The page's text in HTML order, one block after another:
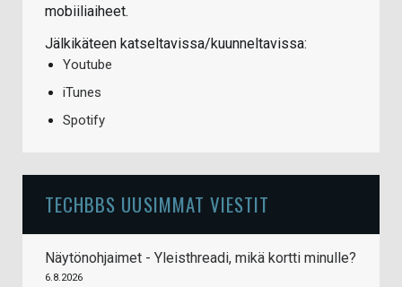
mobiiliaiheet.
Jälkikäteen katseltavissa/kuunneltavissa:
Youtube
iTunes
Spotify
TECHBBS UUSIMMAT VIESTIT
Näytönohjaimet - Yleisthreadi, mikä kortti minulle?
6.8.2026